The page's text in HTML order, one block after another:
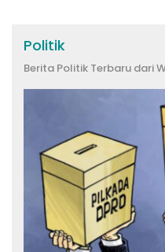
Politik
Berita Politik Terbaru dari